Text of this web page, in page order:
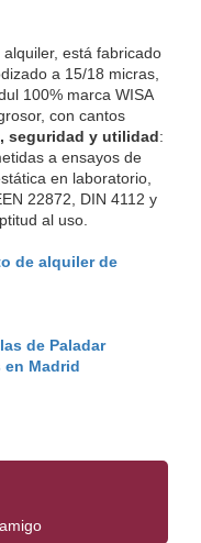
está fabricado
a 15/18 micras,
100% marca WISA
con cantos
seguridad y utilidad:
a ensayos de
en laboratorio,
22872, DIN 4112 y
al uso.
de alquiler de
de Paladar
Madrid